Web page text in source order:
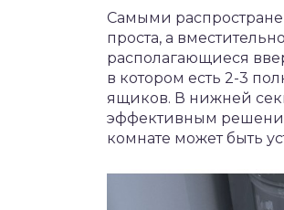
Самыми
проста, а
располагающиеся
в котором есть 2-3
ящиков. В нижней
эффективным
комнате может быть